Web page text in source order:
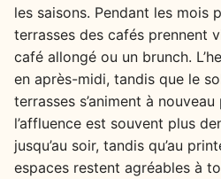
les saisons. Pendant les mois
terrasses des cafés prennent
café allongé ou un brunch.
en après-midi, tandis que le
terrasses s’animent à nouveau
l’affluence est souvent plus
jusqu’au soir, tandis qu’au
espaces restent agréables à